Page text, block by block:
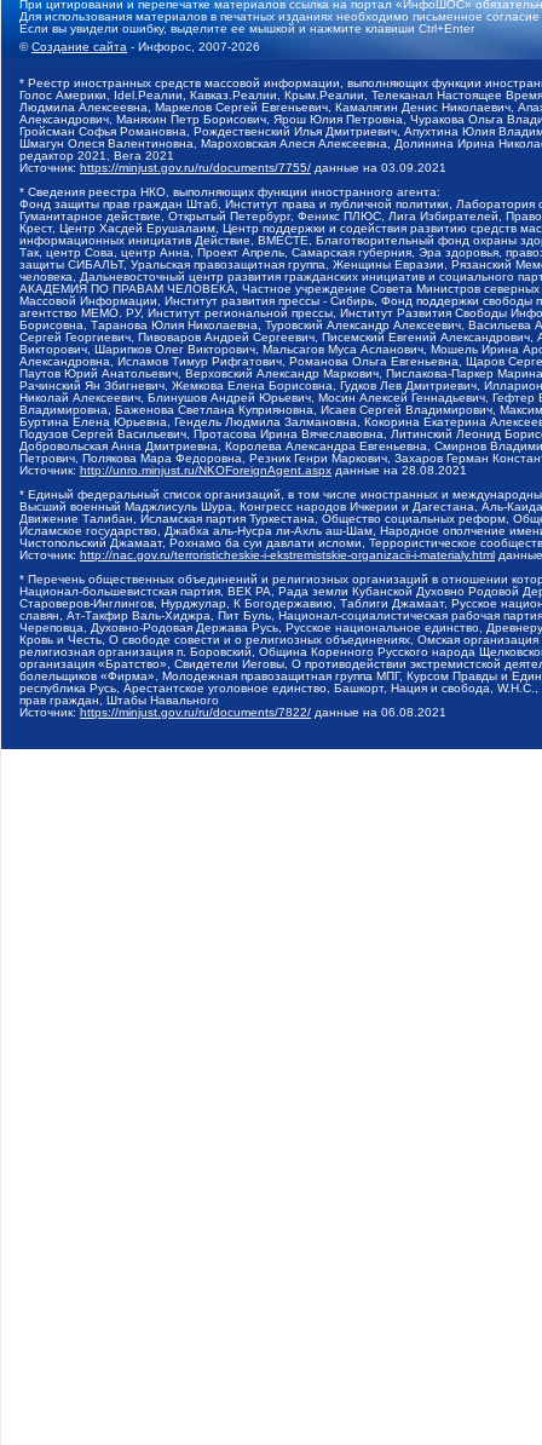
При цитировании и перепечатке материалов ссылка на портал «ИнфоШОС»
Для использования материалов в печатных изданиях необходимо письменное
Если вы увидели ошибку, выделите ее мышкой и нажмите клавиши Ctrl+Enter
©Создание сайта - Инфорос, 2007-2026
* Реестр иностранных средств массовой информации, выполняющих функции
Голос Америки, Idel.Реалии, Кавказ.Реалии, Крым.Реалии, Телеканал Настоящее
Людмила Алексеевна, Маркелов Сергей Евгеньевич, Камалягин Денис Николаевич,
Александрович, Маняхин Петр Борисович, Ярош Юлия Петровна, Чуракова Ольга
Гройсман Софья Романовна, Рождественский Илья Дмитриевич, Апухтина Юлия
Шмагун Олеся Валентиновна, Мароховская Алеся Алексеевна, Долинина Ирина
редактор 2021, Вега 2021
Источник: https://minjust.gov.ru/ru/documents/7755/ данные на 03.09.2021
* Сведения реестра НКО, выполняющих функции иностранного агента:
Фонд защиты прав граждан Штаб, Институт права и публичной политики,
Гуманитарное действие, Открытый Петербург, Феникс ПЛЮС, Лига Избирателей,
Крест, Центр Хасдей Ерушалаим, Центр поддержки и содействия развитию средств
информационных инициатив Действие, ВМЕСТЕ, Благотворительный фонд охраны
Так, центр Сова, центр Анна, Проект Апрель, Самарская губерния, Эра здоровья,
защиты СИБАЛЬТ, Уральская правозащитная группа, Женщины Евразии, Рязанский
человека, Дальневосточный центр развития гражданских инициатив и социального
АКАДЕМИЯ ПО ПРАВАМ ЧЕЛОВЕКА, Частное учреждение Совета Министров северных
Массовой Информации, Институт развития прессы - Сибирь, Фонд поддержки
агентство МЕМО. РУ, Институт региональной прессы, Институт Развития Свободы
Борисовна, Таранова Юлия Николаевна, Туровский Александр Алексеевич,
Сергей Георгиевич, Пивоваров Андрей Сергеевич, Писемский Евгений
Викторович, Шарипков Олег Викторович, Мальсагов Муса Асланович, Мошель Ирина
Александровна, Исламов Тимур Рифгатович, Романова Ольга Евгеньевна, Щаров
Паутов Юрий Анатольевич, Верховский Александр Маркович, Пислакова-Паркер
Рачинский Ян Збигневич, Жемкова Елена Борисовна, Гудков Лев Дмитриевич,
Николай Алексеевич, Блинушов Андрей Юрьевич, Мосин Алексей Геннадьевич,
Владимировна, Баженова Светлана Куприяновна, Исаев Сергей Владимирович,
Буртина Елена Юрьевна, Гендель Людмила Залмановна, Кокорина Екатерина
Подузов Сергей Васильевич, Протасова Ирина Вячеславовна, Литинский Леонид
Добровольская Анна Дмитриевна, Королева Александра Евгеньевна, Смирнов
Петрович, Полякова Мара Федоровна, Резник Генри Маркович, Захаров Герман
Источник: http://unro.minjust.ru/NKOForeignAgent.aspx данные на 28.08.2021
* Единый федеральный список организаций, в том числе иностранных и
Высший военный Маджлисуль Шура, Конгресс народов Ичкерии и Дагестана, Аль-
Движение Талибан, Исламская партия Туркестана, Общество социальных реформ,
Исламское государство, Джабха аль-Нусра ли-Ахль аш-Шам, Народное ополчение
Чистопольский Джамаат, Рохнамо ба суи давлати исломи, Террористическое
Источник: http://nac.gov.ru/terroristicheskie-i-ekstremistskie-organizacii-i-materialy.html
* Перечень общественных объединений и религиозных организаций в отношении
Национал-большевистская партия, ВЕК РА, Рада земли Кубанской Духовно Родовой
Староверов-Инглингов, Нурджулар, К Богодержавию, Таблиги Джамаат, Русское
славян, Ат-Такфир Валь-Хиджра, Пит Буль, Национал-социалистическая рабочая
Череповца, Духовно-Родовая Держава Русь, Русское национальное единство,
Кровь и Честь, О свободе совести и о религиозных объединениях, Омская
религиозная организация п. Боровский, Община Коренного Русского народа
организация «Братство», Свидетели Иеговы, О противодействии экстремистской
болельщиков «Фирма», Молодежная правозащитная группа МПГ, Курсом Правды и
республика Русь, Арестантское уголовное единство, Башкорт, Нация и свобода,
прав граждан, Штабы Навального
Источник: https://minjust.gov.ru/ru/documents/7822/ данные на 06.08.2021